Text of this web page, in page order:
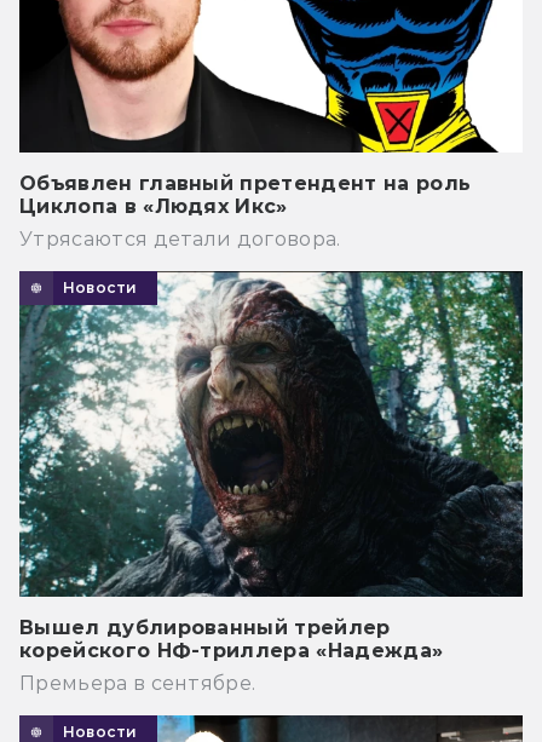
Объявлен главный претендент на роль
Циклопа в «Людях Икс»
Утрясаются детали договора.
Новости
Вышел дублированный трейлер
корейского НФ-триллера «Надежда»
Премьера в сентябре.
Новости